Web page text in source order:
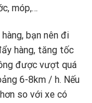
móp,…
bạn nên đi
hàng, tăng tốc
được vượt quá
6-8km / h. Nếu
so với xe có